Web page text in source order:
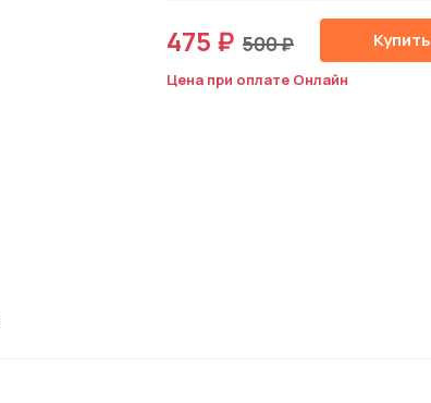
475 ₽ 500 ₽ Купить
Цена при оплате Онлайн